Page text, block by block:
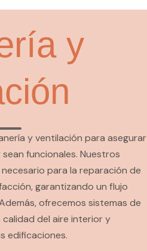
y
y ventilación para asegurar
funcionales. Nuestros
para la reparación de
garantizando un flujo
ofrecemos sistemas de
del aire interior y
edificaciones.